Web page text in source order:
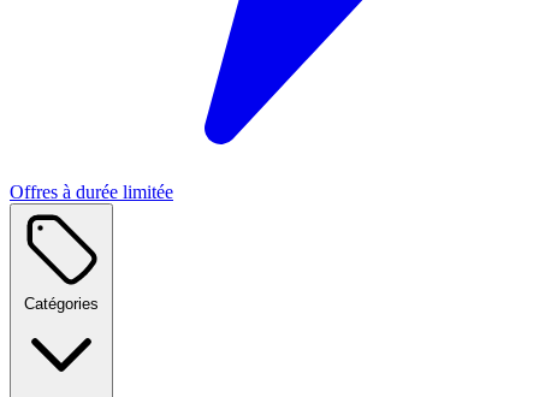
Offres à durée limitée
Catégories